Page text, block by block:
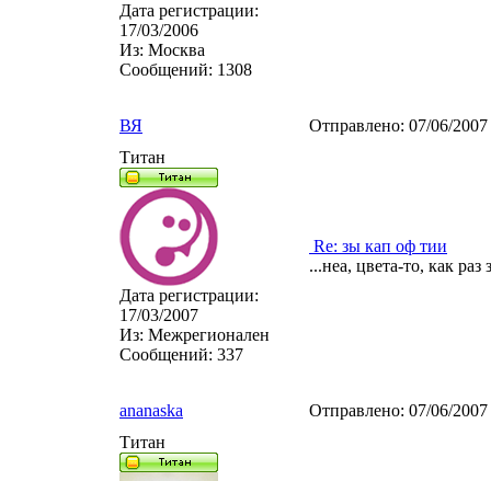
Дата регистрации:
17/03/2006
Из: Москва
Сообщений: 1308
ВЯ Отправлено: 07/06/
Титан
Дата регистрации:
17/03/2007
Из: Межрегионален
Сообщений: 337
Re: зы кап оф тии
...неа, цвета-то, как
ananaska Отправлено: 07/06/
Титан